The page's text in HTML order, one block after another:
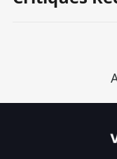
profondément